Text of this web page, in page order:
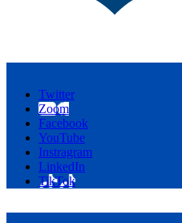
Twitter
Zoom
Facebook
YouTube
Instragram
LinkedIn
TikTok